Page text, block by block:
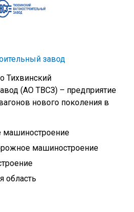
завод
Тихвинский
(АО ТВСЗ) – предприятие
нового поколения в
машиностроение
машиностроение
область